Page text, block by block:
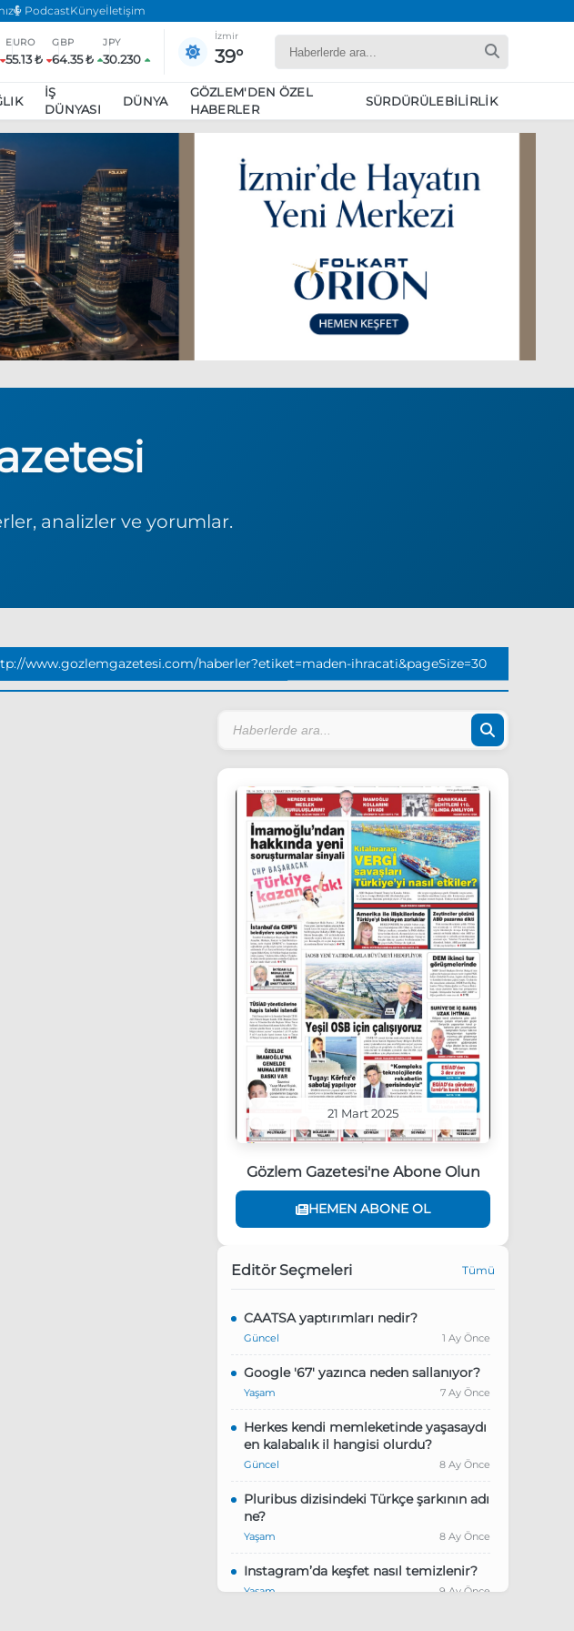
PodcastKünyeİletişim
EURO
55.13 ₺
GBP
64.35 ₺
JPY
30.230
İzmir
39°
İŞ
DÜNYASI
DÜNYA
GÖZLEM'DEN ÖZEL
HABERLER
SÜRDÜRÜLEBILIRLIK
Ekrem İmamoğlu’nu ziyaret edecek
analizler ve yorumlar.
www.gozlemgazetesi.com/haberler?etiket=maden-ihracati&pageSize=30
21 Mart 2025
Gözlem Gazetesi'ne Abone Olun
HEMEN ABONE OL
Editör Seçmeleri Tümü
CAATSA yaptırımları nedir?
Güncel 1 Ay Önce
Google '67' yazınca neden sallanıyor?
Yaşam 7 Ay Önce
Herkes kendi memleketinde yaşasaydı
en kalabalık il hangisi olurdu?
Güncel 8 Ay Önce
Pluribus dizisindeki Türkçe şarkının adı
ne?
Yaşam 8 Ay Önce
Instagram’da keşfet nasıl temizlenir?
Yaşam 9 Ay Önce